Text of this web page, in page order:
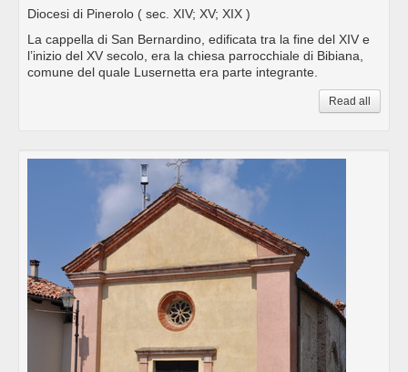
Diocesi di Pinerolo ( sec. XIV; XV; XIX )
La cappella di San Bernardino, edificata tra la fine del XIV e
l’inizio del XV secolo, era la chiesa parrocchiale di Bibiana,
comune del quale Lusernetta era parte integrante.
Read all